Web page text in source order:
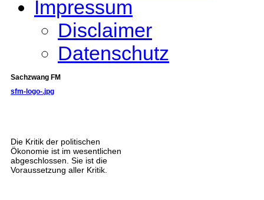
Impressum
Disclaimer
Datenschutz
Sachzwang FM
sfm-logo-.jpg
Die Kritik der politischen
Ökonomie ist im wesentlichen
abgeschlossen. Sie ist die
Voraussetzung aller Kritik.